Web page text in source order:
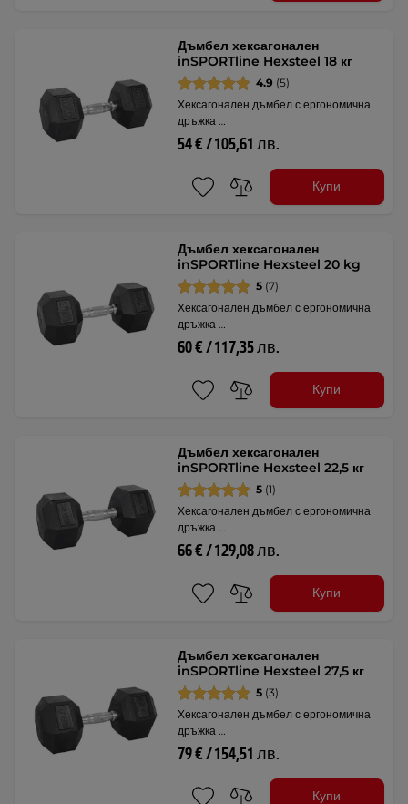
Дъмбел хексагонален
inSPORTline Hexsteel 18 кг
4.9 (5)
Хексагонален дъмбел с ергономична
дръжка …
54 € / 105,61 лв.
Купи
Дъмбел хексагонален
inSPORTline Hexsteel 20 kg
5 (7)
Хексагонален дъмбел с ергономична
дръжка …
60 € / 117,35 лв.
Купи
Дъмбел хексагонален
inSPORTline Hexsteel 22,5 кг
5 (1)
Хексагонален дъмбел с ергономична
дръжка …
66 € / 129,08 лв.
Купи
Дъмбел хексагонален
inSPORTline Hexsteel 27,5 кг
5 (3)
Хексагонален дъмбел с ергономична
дръжка …
79 € / 154,51 лв.
Купи